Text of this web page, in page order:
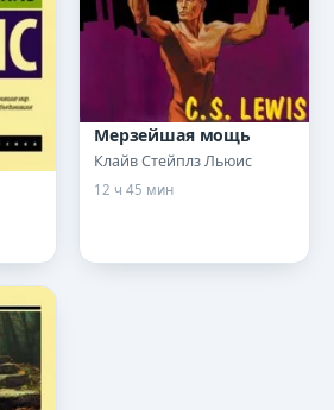
Мерзейшая мощь
Клайв Стейплз Льюис
12 ч 45 мин